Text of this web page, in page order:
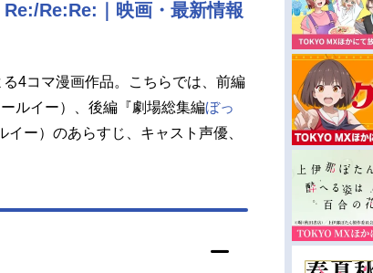
男性声優/女性声優一覧 夏アニメ
Re:Re:｜映画・最新情報
る4コマ漫画作品。こちらでは、前編
ルイー）、後編『劇場総集編ぼっ
ー）のあらすじ、キャスト声優、